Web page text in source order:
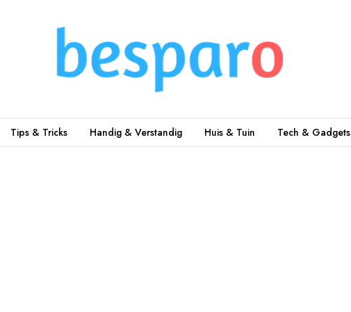
Tips & Tricks Handig & Verstandig Huis & Tuin Tech & Gadgets